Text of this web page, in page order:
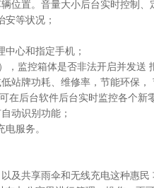
位置。音量大小后台实时控制、
等状况；
心和指定手机；
，监控箱体是否非法开启并发送
站牌功耗、维修率，节能环保，
在后台软件后台实时监控各个新
动识别功能；
电服务。
及共享雨伞和无线充电这种惠民